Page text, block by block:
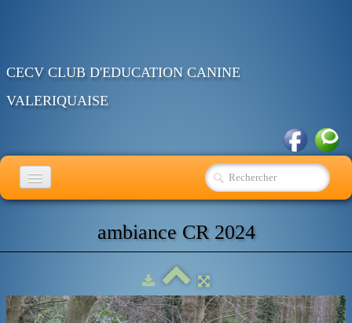
CECV CLUB D'EDUCATION CANINE
VALERIQUAISE
ACCUEIL
EDUCATION
OBEISSANCE
ambiance CR 2024